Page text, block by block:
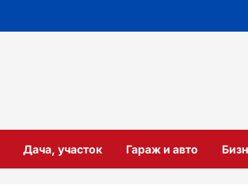
Дача, участок Гараж и авто